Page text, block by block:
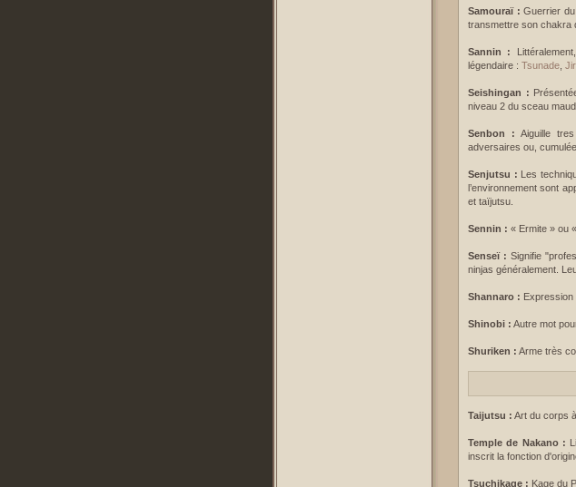
Samouraï : Guerrier
transmettre son chakra
Sannin :
légendaire : Tsunade
Seishingan :
niveau 2 du sceau
Senbon : Aiguille
adversaires ou,
Senjutsu : Les
l’environnement sont
et taïjutsu.
Sennin : « Ermite » ou
Senseï : Signifie
ninjas généralement.
Shannaro : Expression
Shinobi : Autre mot
Shuriken : Arme très
Taijutsu : Art du corps
Temple de Nakano :
inscrit la fonction
Tsuchikage : Kage du